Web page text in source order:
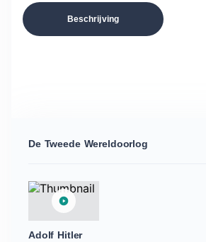
Beschrijving
De Tweede Wereldoorlog
Adolf Hitler